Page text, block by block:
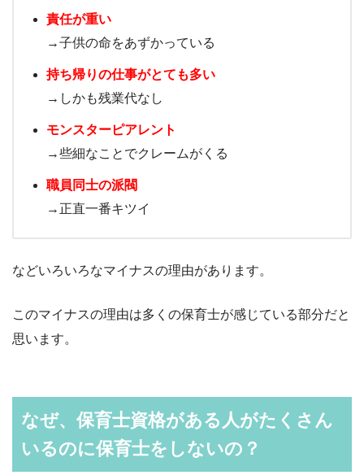
責任が重い
→子供の命をあずかっている
持ち帰りの仕事がとても多い
→しかも残業代なし
モンスターピアレント
→些細なことでクレームがくる
職員同士の派閥
→正直一番キツイ
などいろいろなマイナスの理由があります。
このマイナスの理由は多くの保育士が感じている部分だと
思います。
なぜ、保育士資格がある人がたくさん
いるのに保育士をしないの？